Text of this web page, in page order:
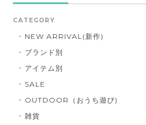
CATEGORY
NEW ARRIVAL(新作)
ブランド別
アイテム別
SALE
OUTDOOR（おうち遊び)
雑貨